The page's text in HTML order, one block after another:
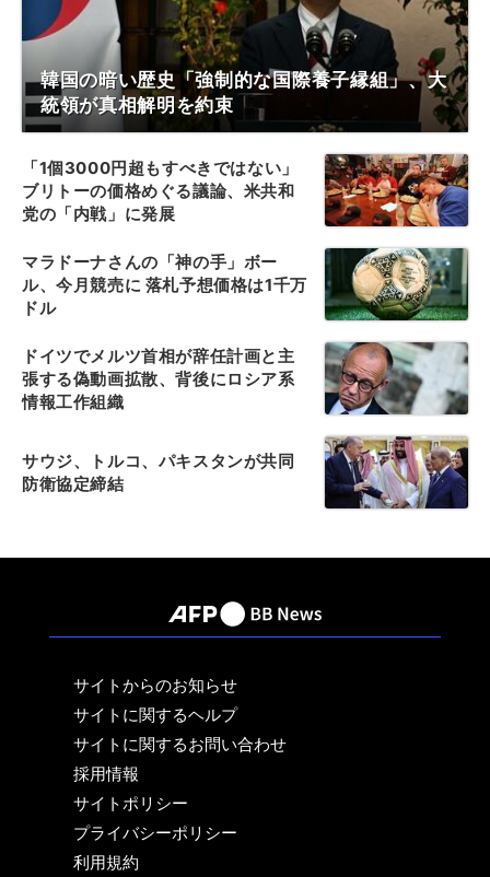
韓国の暗い歴史「強制的な国際養子縁組」、大
統領が真相解明を約束
「1個3000円超もすべきではない」
ブリトーの価格めぐる議論、米共和
党の「内戦」に発展
マラドーナさんの「神の手」ボー
ル、今月競売に 落札予想価格は1千万
ドル
ドイツでメルツ首相が辞任計画と主
張する偽動画拡散、背後にロシア系
情報工作組織
サウジ、トルコ、パキスタンが共同
防衛協定締結
サイトからのお知らせ
サイトに関するヘルプ
サイトに関するお問い合わせ
採用情報
サイトポリシー
プライバシーポリシー
利用規約